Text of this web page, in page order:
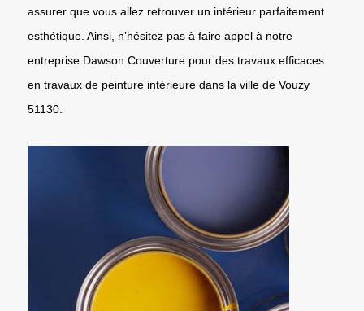
assurer que vous allez retrouver un intérieur parfaitement
esthétique. Ainsi, n’hésitez pas à faire appel à notre
entreprise Dawson Couverture pour des travaux efficaces
en travaux de peinture intérieure dans la ville de Vouzy
51130.